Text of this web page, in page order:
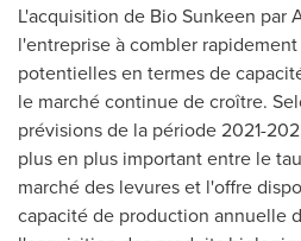
L'acquisition de Bio Sunkeen par
l'entreprise à combler
potentielles en termes de
le marché continue de croître.
prévisions de la période 2021-
plus en plus important entre le
marché des levures et l'offre
capacité de production annuelle